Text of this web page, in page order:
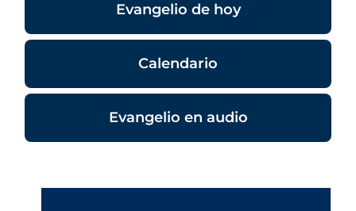
Evangelio de hoy
Calendario
Evangelio en audio